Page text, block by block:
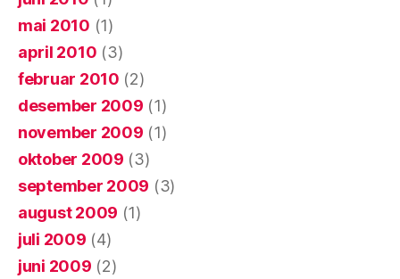
mai 2010 (1)
april 2010 (3)
februar 2010 (2)
desember 2009 (1)
november 2009 (1)
oktober 2009 (3)
september 2009 (3)
august 2009 (1)
juli 2009 (4)
juni 2009 (2)